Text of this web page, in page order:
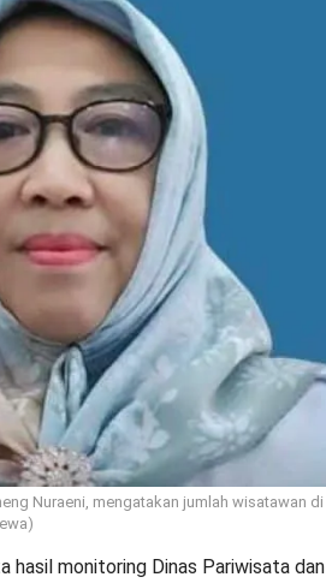
Nuraeni, mengatakan jumlah wisatawan di
hasil monitoring Dinas Pariwisata dan